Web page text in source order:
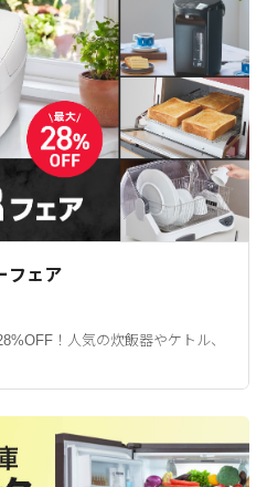
フェア
！人気の炊飯器やケトル、